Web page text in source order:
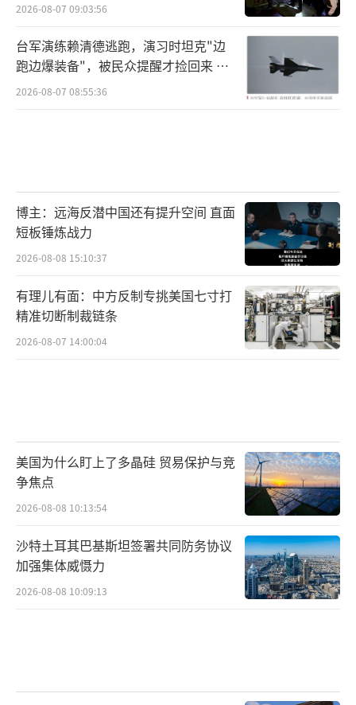
2026-08-07 09:03:56
台军演练赖清德逃跑，演习时坦克"边
跑边爆装备"，被民众提醒才捡回来 演
习状况频出引发关注
2026-08-07 08:55:36
博主：远海反潜中国还有提升空间 直面
短板锤炼战力
2026-08-08 15:10:37
有理儿有面：中方反制专挑美国七寸打
精准切断制裁链条
2026-08-07 14:00:04
美国为什么盯上了多晶硅 贸易保护与竞
争焦点
2026-08-08 10:13:54
沙特土耳其巴基斯坦签署共同防务协议
加强集体威慑力
2026-08-08 10:09:13